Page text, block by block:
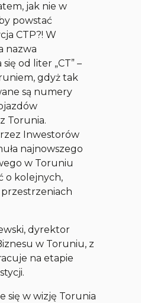
jak nie w
powstać
CTP?! W
nazwa
od liter „CT” –
gdyż tak
są numery
Torunia.
Inwestorów
najnowszego
w Toruniu
o kolejnych,
dyrektor
w Toruniu, z
na etapie
się w wizję Torunia